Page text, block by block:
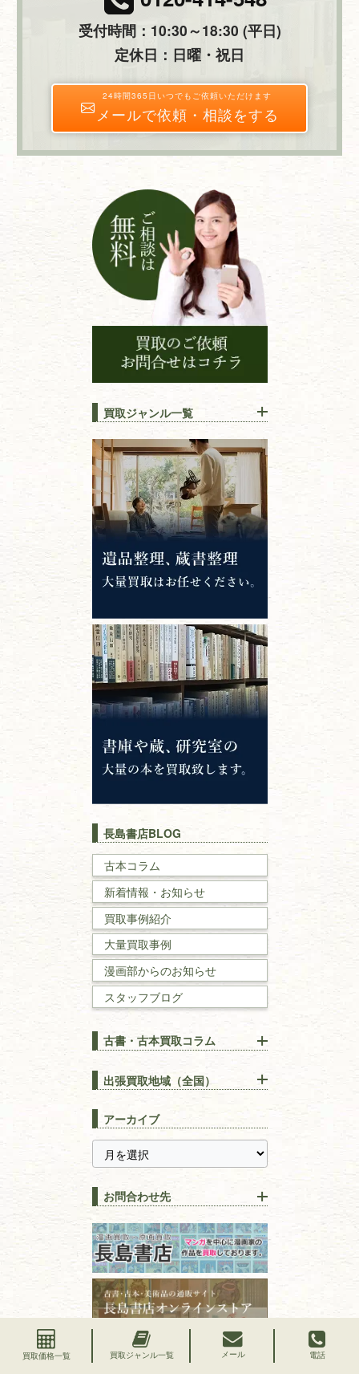
買取価格一覧 買取ジャンル一覧 メール 電話
受付時間：10:30～18:30 (平日)
定休日：日曜・祝日
24時間365日いつでもご依頼いただけます
メールで依頼・相談をする
買取ジャンル一覧
江戸時代の書物
唐本・漢籍・
中国書物・朝鮮本
錦絵・浮世絵・版画・刷り物
専門書・ 学術書
哲学書・思想書
心理学・倫理学
仏教書
神道・神社仏閣
イスラム教
キリスト教
戦記・戦史
国文学・国語学
理工書
数学書・物理学書
建築書
漢方・鍼灸・東洋医学
易学・占い
スピリチュアル・
全集・
趣味・教養
書道
拓本・法帖・碑帖
篆刻・印譜
書道具
長島書店BLOG
古本コラム
新着情報・お知らせ
買取事例紹介
大量買取事例
漫画部からのお知らせ
スタッフブログ
古書・古本買取コラム
りOK！効率的に売る方法
長島書店の便利な買取サービ
ス
【持ち込み買取】店頭で簡単
に古本を売るメリットとは？
古本を高く売る方法！買取で
上手な売り方のコツを解説
古本の保管方法と劣化する原
因！適切な管理で長持ちさせ
るコツ
古本は汚れていると買取でき
ない？適切な保管方法とクリ
ーニング！
ISBNコードとは？書籍の識別
番号の意味と役割を解説
価値ある古書を売るポイント
と注意点
出張買取地域（全国）
千葉県
神奈川県
静岡県
山梨県
新潟県
長野県
愛知県
石川県
福井県
福島県
富山県
青森県
岩手県
宮城県
秋田県
山形県
岐阜県
アーカイブ
お問合わせ先
古本買取専門店 長島書店
フリーダイヤル：0120-414-548
電話：03-3512-8115
FAX：03-3512-8116
古物商許可：東京都公安委員会 第
301028901712号